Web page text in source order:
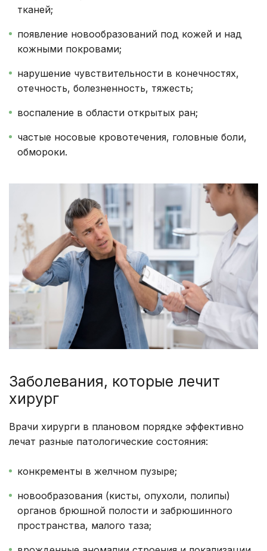
тканей;
появление новообразований под кожей и над
кожными покровами;
нарушение чувствительности в конечностях,
отечность, болезненность, тяжесть;
воспаление в области открытых ран;
частые носовые кровотечения, головные боли,
обмороки.
Заболевания, которые лечит
хирург
Врачи хирурги в плановом порядке эффективно
лечат разные патологические состояния:
конкременты в желчном пузыре;
новообразования (кисты, опухоли, полипы)
органов брюшной полости и забрюшинного
пространства, малого таза;